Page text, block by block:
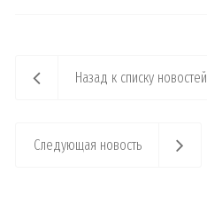
Назад к списку новостей
Следующая новость